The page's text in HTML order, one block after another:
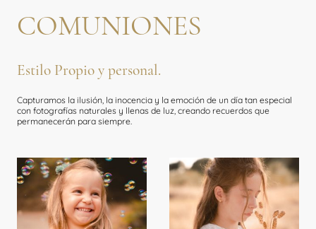
COMUNIONES
Estilo Propio y personal.
Capturamos la ilusión, la inocencia y la emoción de un día tan especial
con fotografías naturales y llenas de luz, creando recuerdos que
permanecerán para siempre.